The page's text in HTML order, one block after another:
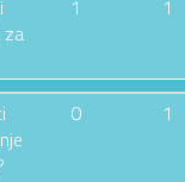
za
1 1
0 1